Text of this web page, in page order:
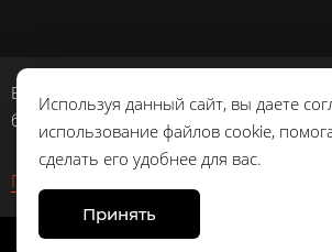
Используя данный сайт, вы даете
использование файлов cookie,
сделать его удобнее для вас.
Принять
Все права сохранены. Использование
без согласования запрещено.
Политика в области обработки